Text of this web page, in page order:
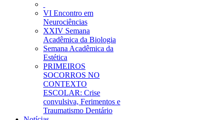
VI Encontro em
Neurociências
XXIV Semana
Acadêmica da Biologia
Semana Acadêmica da
Estética
PRIMEIROS
SOCORROS NO
CONTEXTO
ESCOLAR: Crise
convulsiva, Ferimentos e
Traumatismo Dentário